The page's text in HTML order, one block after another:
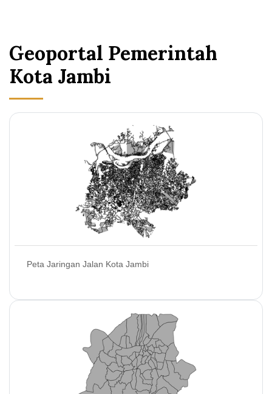
Geoportal Pemerintah
Kota Jambi
Peta Jaringan Jalan Kota Jambi